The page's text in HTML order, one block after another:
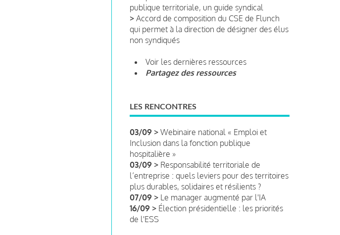
publique territoriale, un guide syndical
> Accord de composition du CSE de Flunch
qui permet à la direction de désigner des élus
non syndiqués
Voir les dernières ressources
Partagez des ressources
LES RENCONTRES
03/09 > Webinaire national « Emploi et
Inclusion dans la fonction publique
hospitalière »
03/09 > Responsabilité territoriale de
l’entreprise : quels leviers pour des territoires
plus durables, solidaires et résilients ?
07/09 > Le manager augmenté par l'IA
16/09 > Élection présidentielle : les priorités
de l'ESS